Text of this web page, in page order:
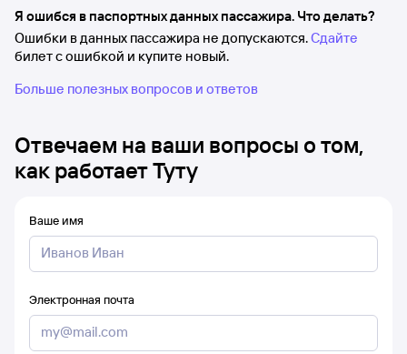
Я ошибся в паспортных данных пассажира. Что делать?
Ошибки в данных пассажира не допускаются.Сдайте
билет с ошибкой и купите новый.
Больше полезных вопросов и ответов
Отвечаем на ваши вопросы о том,
как работает Туту
Ваше имя
Электронная почта